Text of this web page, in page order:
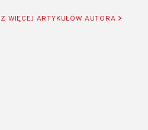
WIĘCEJ ARTYKUŁÓW AUTORA